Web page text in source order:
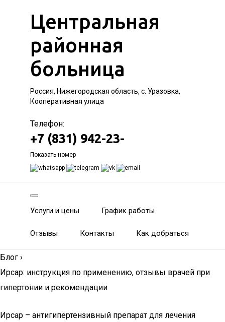
Центральная
районная
больница
Россия, Нижегородская область, с. Уразовка,
Кооперативная улица
Телефон:
+7 (831) 942-23-
Показать номер
Услуги и цены График работы
Отзывы Контакты Как добраться
Блог ›
Ирсар: инструкция по применению, отзывы врачей при
гипертонии и рекомендации
Ирсар – антигипертензивный препарат для лечения